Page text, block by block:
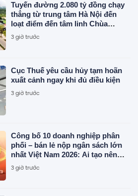
Tuyến đường 2.080 tỷ đồng chạy
thẳng từ trung tâm Hà Nội đến
loạt điểm đến tâm linh Chùa
Hương, Tam Chúc, Bái Đính...
đang được đẩy nhanh tiến độ
3 giờ trước
Cục Thuế yêu cầu hủy tạm hoãn
xuất cảnh ngay khi đủ điều kiện
3 giờ trước
Công bố 10 doanh nghiệp phân
phối – bán lẻ nộp ngân sách lớn
nhất Việt Nam 2026: Ai tạo nên
gần 12.900 tỷ đồng?
3 giờ trước